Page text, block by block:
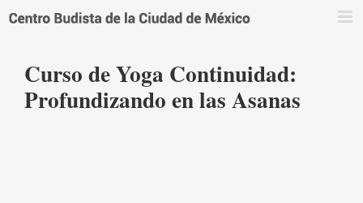
Curso de Yoga Continuidad:
Profundizando en las Asanas